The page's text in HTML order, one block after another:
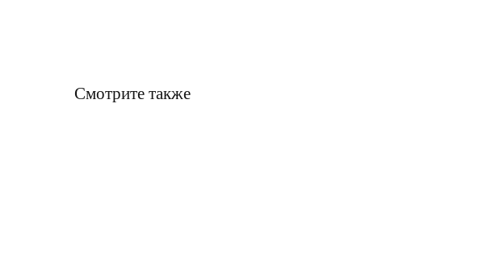
Смотрите также